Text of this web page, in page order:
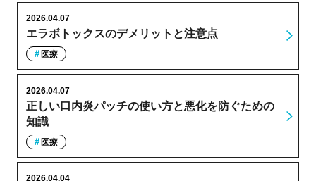
エラボトックスのデメリットと注意点
2026.04.07
医療
正しい口内炎パッチの使い方と悪化を防ぐための
知識
2026.04.07
医療
2026.04.04